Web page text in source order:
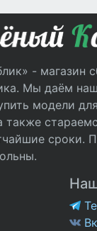
- магазин
Мы даём
модели
также
сроки.